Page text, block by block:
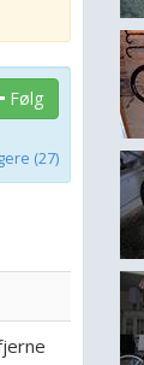
Følg
(27)